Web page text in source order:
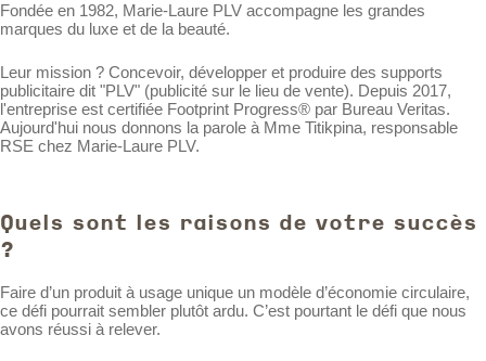
Fondée en 1982, Marie-Laure PLV accompagne les grandes
marques du luxe et de la beauté.
Leur mission ? Concevoir, développer et produire des supports
publicitaire dit "PLV" (publicité sur le lieu de vente). Depuis 2017,
l'entreprise est certifiée Footprint Progress® par Bureau Veritas.
Aujourd'hui nous donnons la parole à Mme Titikpina, responsable
RSE chez Marie-Laure PLV.
Quels sont les raisons de votre succès
?
Faire d’un produit à usage unique un modèle d’économie circulaire,
ce défi pourrait sembler plutôt ardu. C’est pourtant le défi que nous
avons réussi à relever.